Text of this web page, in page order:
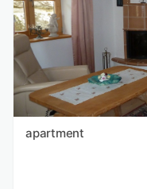
apartment